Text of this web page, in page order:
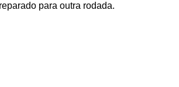
para outra rodada.